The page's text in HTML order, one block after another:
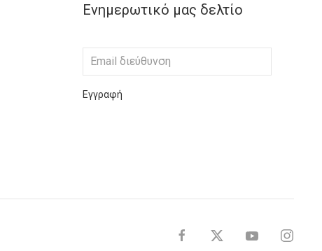
Ενημερωτικό μας δελτίο
Εγγραφή